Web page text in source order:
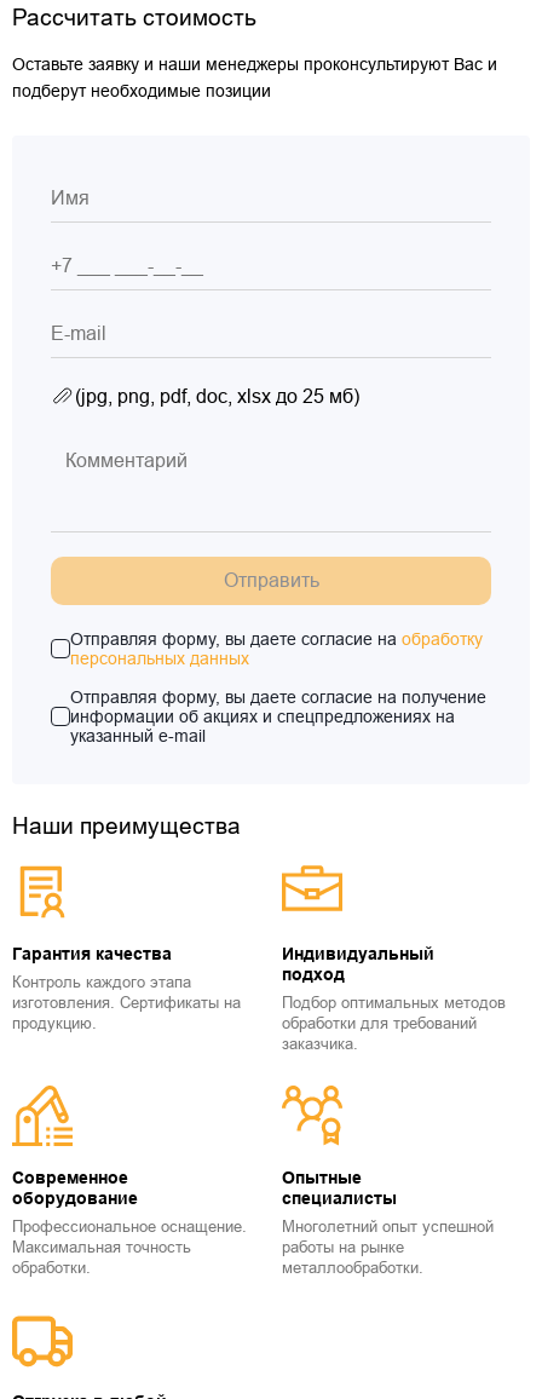
Рассчитать стоимость
Оставьте заявку и наши менеджеры проконсультируют Вас и
подберут необходимые позиции
(jpg, png, pdf, doc, xlsx до 25 мб)
Отправить
Отправляя форму, вы даете согласие на обработку
персональных данных
Отправляя форму, вы даете согласие на получение
информации об акциях и спецпредложениях на
указанный e-mail
Наши преимущества
Гарантия качества
Контроль каждого этапа
изготовления. Сертификаты на
продукцию.
Индивидуальный
подход
Подбор оптимальных методов
обработки для требований
заказчика.
Современное
оборудование
Профессиональное оснащение.
Максимальная точность
обработки.
Опытные
специалисты
Многолетний опыт успешной
работы на рынке
металлообработки.